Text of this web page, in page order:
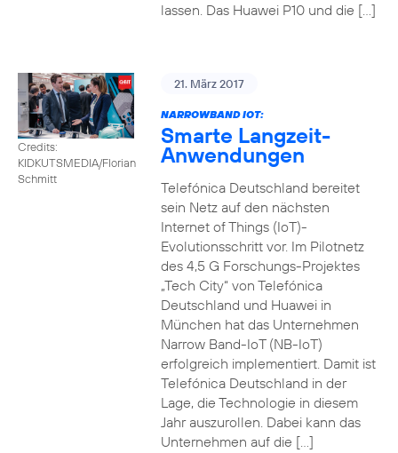
lassen. Das Huawei P10 und die […]
Credits:
KIDKUTSMEDIA/Florian
Schmitt
21. März 2017
NARROWBAND IOT:
Smarte Langzeit-
Anwendungen
Telefónica Deutschland bereitet
sein Netz auf den nächsten
Internet of Things (IoT)-
Evolutionsschritt vor. Im Pilotnetz
des 4,5 G Forschungs-Projektes
„Tech City“ von Telefónica
Deutschland und Huawei in
München hat das Unternehmen
Narrow Band-IoT (NB-IoT)
erfolgreich implementiert. Damit ist
Telefónica Deutschland in der
Lage, die Technologie in diesem
Jahr auszurollen. Dabei kann das
Unternehmen auf die […]